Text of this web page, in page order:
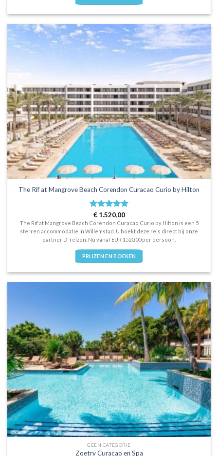
The Rif at Mangrove Beach Corendon Curacao Curio by Hilton
Waardering
5uit 5
€1.520,00
The Rif at Mangrove Beach Corendon Curacao Curio by Hilton is een 5
sterren accommodatie in Willemstad. U boekt deze reis direct bij onze
partner D-reizen. Nu vanaf EUR 1520.00 per persoon.
PRIJZEN EN BOEKEN
GEEN CATEGORIE
Zoetry Curacao en Spa